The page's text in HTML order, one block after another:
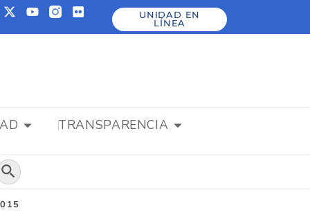
UNIDAD EN
LÍNEA
TRANSPARENCIA
de búsqueda